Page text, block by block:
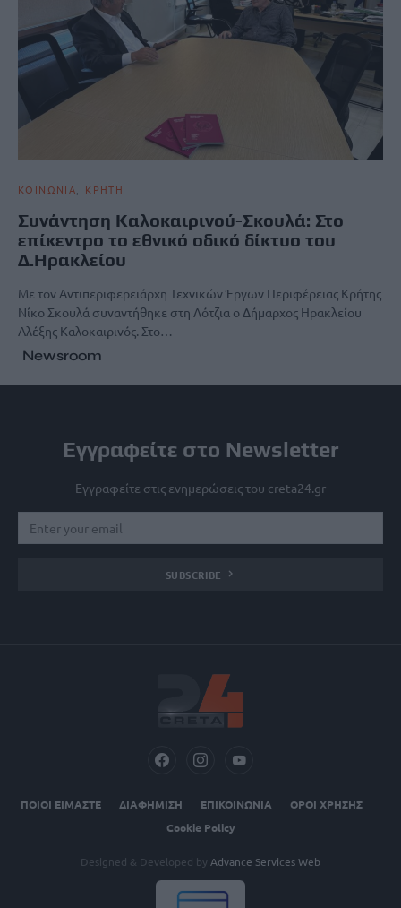
ΚΟΙΝΩΝΙΑ ΚΡΗΤΗ
Συνάντηση Καλοκαιρινού-Σκουλά: Στο
επίκεντρο το εθνικό οδικό δίκτυο του
Δ.Ηρακλείου
Με τον Αντιπεριφερειάρχη Τεχνικών Έργων Περιφέρειας Κρήτης
Νίκο Σκουλά συναντήθηκε στη Λότζια ο Δήμαρχος Ηρακλείου
Αλέξης Καλοκαιρινός. Στο…
Newsroom
Εγγραφείτε στο Newsletter
Εγγραφείτε στις ενημερώσεις του creta24.gr
SUBSCRIBE
ΠΟΙΟΙ ΕΙΜΑΣΤΕ ΔΙΑΦΗΜΙΣΗ ΕΠΙΚΟΙΝΩΝΙΑ
ΟΡΟΙ ΧΡΗΣΗΣ
Cookie Policy
Designed & Developed by Advance Services Web